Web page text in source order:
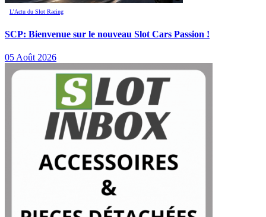
L’Actu du Slot Racing
SCP: Bienvenue sur le nouveau Slot Cars Passion !
05 Août 2026